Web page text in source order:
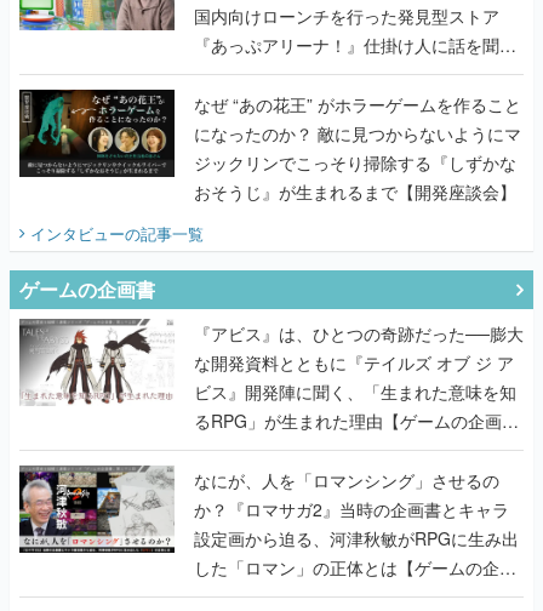
国内向けローンチを行った発見型ストア
『あっぷアリーナ！』仕掛け人に話を聞い
てみた
なぜ “あの花王” がホラーゲームを作ること
になったのか？ 敵に見つからないようにマ
ジックリンでこっそり掃除する『しずかな
おそうじ』が生まれるまで【開発座談会】
インタビューの記事一覧
ゲームの企画書
『アビス』は、ひとつの奇跡だった──膨大
な開発資料とともに『テイルズ オブ ジ ア
ビス』開発陣に聞く、「生まれた意味を知
るRPG」が生まれた理由【ゲームの企画
書】
なにが、人を「ロマンシング」させるの
か？『ロマサガ2』当時の企画書とキャラ
設定画から迫る、河津秋敏がRPGに生み出
した「ロマン」の正体とは【ゲームの企画
書】